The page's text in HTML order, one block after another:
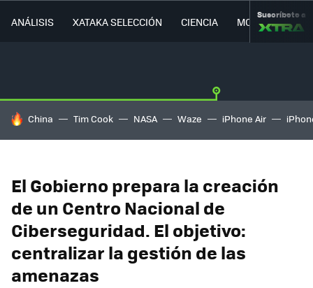
ANÁLISIS XATAKA SELECCIÓN CIENCIA MOVILIDAD
Suscríbete a
HOY SE HABLA DE
China Tim Cook NASA Waze iPhone Air
El Gobierno prepara la creación
de un Centro Nacional de
Ciberseguridad. El objetivo:
centralizar la gestión de las
amenazas